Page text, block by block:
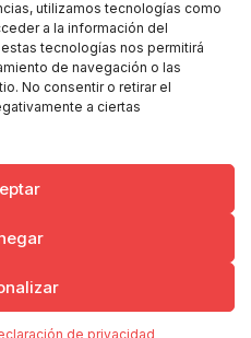
utilizamos tecnologías como
a la información del
tecnologías nos permitirá
de navegación o las
No consentir o retirar el
a ciertas
de privacidad